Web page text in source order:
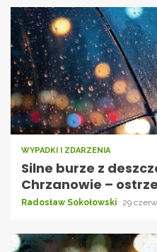
WYPADKI I ZDARZENIA
Silne burze z
Chrzanowie –
Radosław Sokołowski 29